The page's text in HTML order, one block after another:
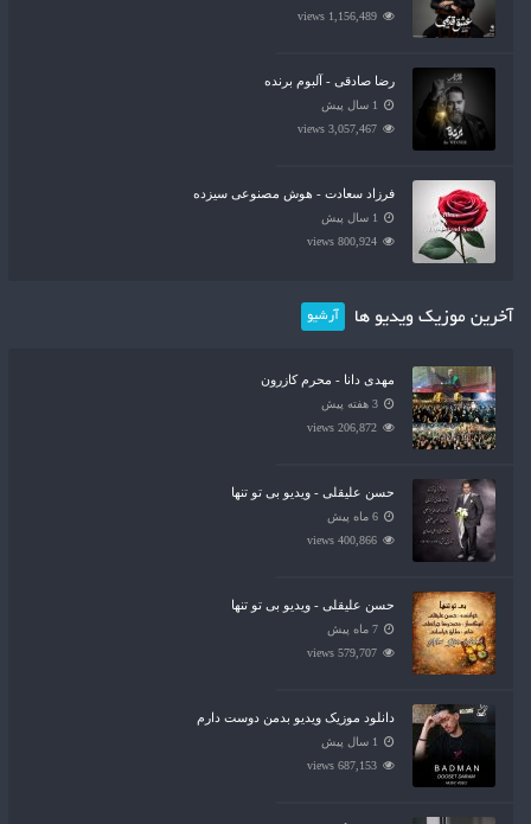
1,156,489 views
رضا صادقی - آلبوم برنده
1 سال پیش
3,057,467 views
فرزاد سعادت - هوش مصنوعی سیزده
1 سال پیش
800,924 views
آخرین موزیک ویدیو ها آرشیو
مهدی دانا - محرم کازرون
3 هفته پیش
206,872 views
حسن علیقلی - ویدیو بی تو تنها
6 ماه پیش
400,866 views
حسن علیقلی - ویدیو بی تو تنها
7 ماه پیش
579,707 views
دانلود موزیک ویدیو بدمن دوست دارم
1 سال پیش
687,153 views